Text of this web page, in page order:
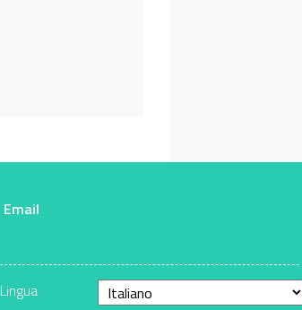
Email
Lingua